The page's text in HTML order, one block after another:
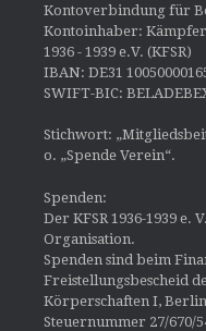
Kontoverbindung für
Kontoinhaber:
1936 - 1939 e.V. (KFSR)
IBAN: DE31
SWIFT-BIC:
Stichwort:
o. „Spende Verein“.
Spenden:
Der KFSR 1936-1939 e.
Organisation.
Spenden sind beim
Freistellungsbescheid
Körperschaften I,
Steuernummer 27/670/